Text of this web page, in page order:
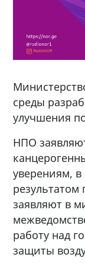
среды
улучшения
НПО
уверениям, в
заявляют в
работу над
защиты